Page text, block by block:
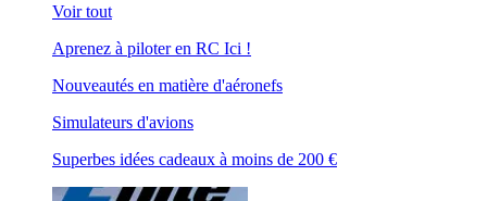
Voir tout
Aprenez à piloter en RC Ici !
Nouveautés en matière d'aéronefs
Simulateurs d'avions
Superbes idées cadeaux à moins de 200 €